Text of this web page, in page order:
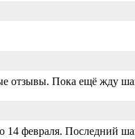
отзывы. Пока ещё жду
14 февраля. Последний